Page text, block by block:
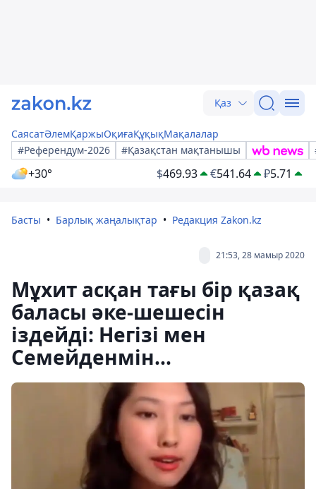
Қаз
СаясатӘлемҚаржыОқиғаҚұқықМақалалар
#Референдум-2026
#Қазақстан мақтанышы
+30° $469.93 €541.64 ₽5.71
Басты Барлық жаңалықтар Редакция Zakon.kz
21:53, 28 мамыр 2020
Мұхит асқан тағы бір қазақ
баласы әке-шешесін
іздейді: Негізі мен
Семейденмін...